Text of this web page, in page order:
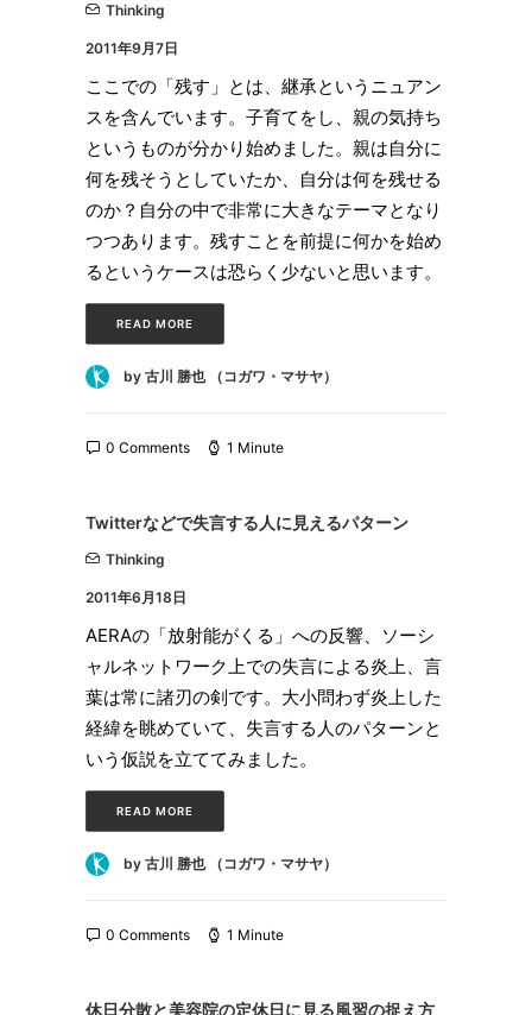
Thinking
2011年9月7日
ここでの「残す」とは、継承というニュアン
スを含んでいます。子育てをし、親の気持ち
というものが分かり始めました。親は自分に
何を残そうとしていたか、自分は何を残せる
のか？自分の中で非常に大きなテーマとなり
つつあります。残すことを前提に何かを始め
るというケースは恐らく少ないと思います。
READ MORE
by 古川 勝也 （コガワ・マサヤ）
0 Comments 1 Minute
Twitterなどで失言する人に見えるパターン
Thinking
2011年6月18日
AERAの「放射能がくる」への反響、ソーシ
ャルネットワーク上での失言による炎上、言
葉は常に諸刃の剣です。大小問わず炎上した
経緯を眺めていて、失言する人のパターンと
いう仮説を立ててみました。
READ MORE
by 古川 勝也 （コガワ・マサヤ）
0 Comments 1 Minute
休日分散と美容院の定休日に見る風習の捉え方